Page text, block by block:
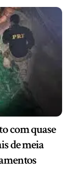
com quase
de meia